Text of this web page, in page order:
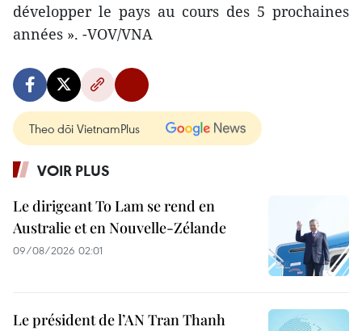
développer le pays au cours des 5 prochaines
années ». -VOV/VNA
Theo dõi VietnamPlus
VOIR PLUS
Le dirigeant To Lam se rend en
Australie et en Nouvelle-Zélande
09/08/2026 02:01
Le président de l’AN Tran Thanh